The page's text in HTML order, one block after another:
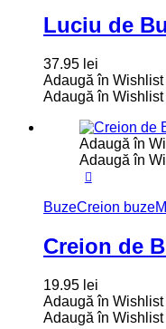
Luciu de
37.95 lei
Adaugă în Wishlist
Adaugă în Wishlist
Adaugă în
Adaugă în
BuzeCreion buze
Creion de
19.95 lei
Adaugă în Wishlist
Adaugă în Wishlist